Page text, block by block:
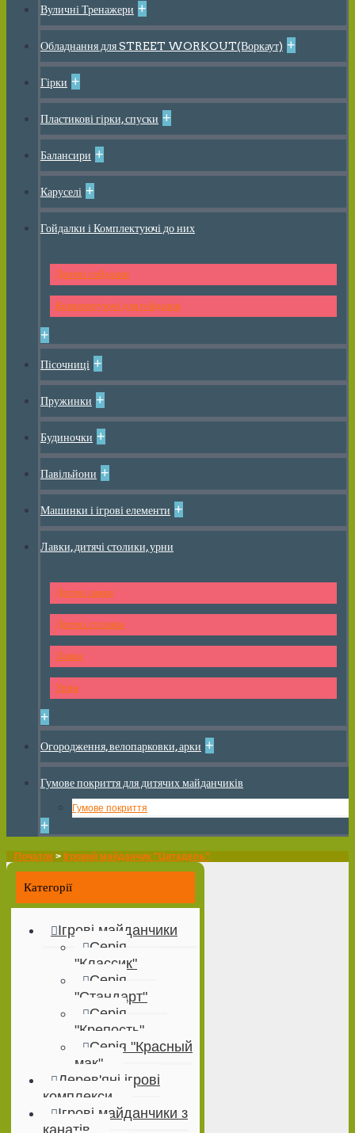
Вуличні Тренажери +
Обладнання для STREET WORKOUT(Воркаут) +
Гірки +
Пластикові гірки, спуски +
Балансири +
Каруселі +
Гойдалки і Комплектуючі до них
Дитячі гойдалки
Комплектуючі для гойдалок
+
Пісочниці +
Пружинки +
Будиночки +
Павільйони +
Машинки і ігрові елементи +
Лавки, дитячі столики, урни
Дитячі лавки
Дитячі столики
Лавки
Урни
+
Огородження, велопарковки, арки +
Гумове покриття для дитячих майданчиків
Гумове покриття
+
Початок > Ігровий майданчик "Цитадель"
Категорії
Ігрові майданчики
Серія
"Классик"
Серія
"Стандарт"
Серія
"Крепость"
Серія "Красный
мак"
Дерев'яні ігрові
комплекси
Ігрові майданчики з
канатів